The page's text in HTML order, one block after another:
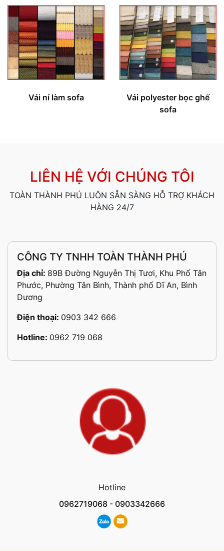
Vải nỉ làm sofa
Vải polyester bọc ghế
sofa
LIÊN HỆ VỚI CHÚNG TÔI
TOÀN THÀNH PHÚ LUÔN SẴN SÀNG HỖ TRỢ KHÁCH
HÀNG 24/7
CÔNG TY TNHH TOÀN THÀNH PHÚ
Địa chỉ: 89B Đường Nguyễn Thị Tươi, Khu Phố Tân
Phước, Phường Tân Bình, Thành phố Dĩ An, Bình
Dương
Điện thoại: 0903 342 666
Hotline: 0962 719 068
Hotline
0962719068 - 0903342666